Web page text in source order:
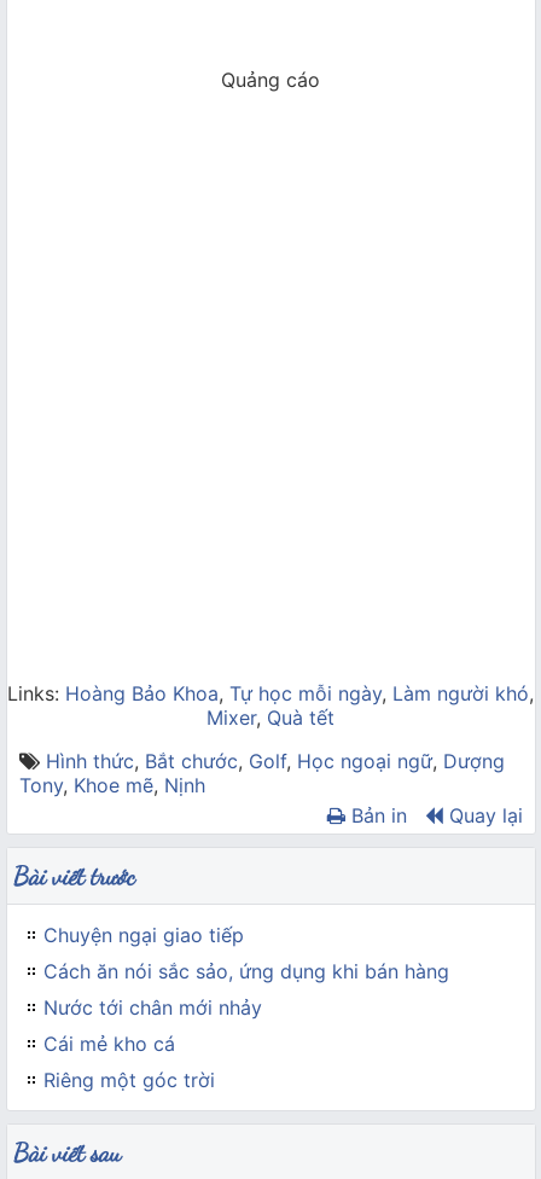
Quảng cáo
Links: Hoàng Bảo Khoa,Tự học mỗi ngày, Làm người khó,
Mixer, Quà tết
Hình thức, Bắt chước, Golf, Học ngoại ngữ, Dượng
Tony, Khoe mẽ, Nịnh
Bản in
Quay lại
Bài viết trước
Chuyện ngại giao tiếp
Cách ăn nói sắc sảo, ứng dụng khi bán hàng
Nước tới chân mới nhảy
Cái mẻ kho cá
Riêng một góc trời
Bài viết sau